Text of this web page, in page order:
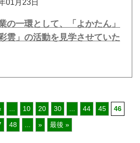
01月23日
の一環として、「よかたん」
雲」の活動を見学させていた
10 20 30 44 45 46
48 » 最後 »